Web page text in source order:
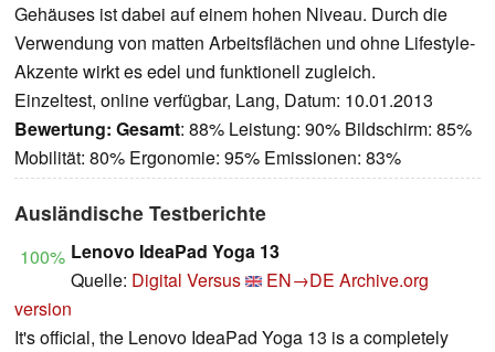
Gehäuses ist dabei auf einem hohen Niveau. Durch die
Verwendung von matten Arbeitsflächen und ohne Lifestyle-
Akzente wirkt es edel und funktionell zugleich.
Einzeltest, online verfügbar, Lang, Datum: 10.01.2013
Bewertung: Gesamt: 88% Leistung: 90% Bildschirm: 85%
Mobilität: 80% Ergonomie: 95% Emissionen: 83%
Ausländische Testberichte
100% Lenovo IdeaPad Yoga 13
Quelle: Digital Versus EN→DE Archive.org
version
It's official, the Lenovo IdeaPad Yoga 13 is a completely